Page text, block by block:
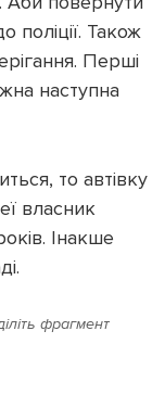
поліції. Також
Перші
наступна
то автівку
власник
Інакше
фрагмент